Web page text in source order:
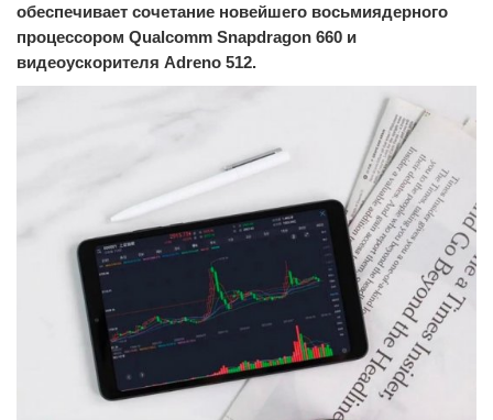
обеспечивает сочетание новейшего восьмиядерного
процессором Qualcomm Snapdragon 660 и
видеоускорителя Adreno 512.